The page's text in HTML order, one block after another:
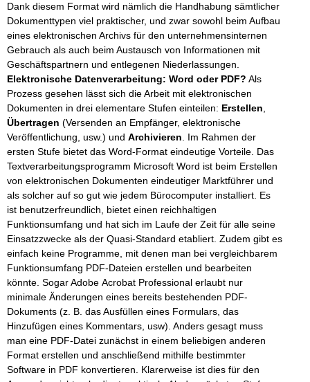
Dank diesem Format wird nämlich die Handhabung sämtlicher
Dokumenttypen viel praktischer, und zwar sowohl beim Aufbau
eines elektronischen Archivs für den unternehmensinternen
Gebrauch als auch beim Austausch von Informationen mit
Geschäftspartnern und entlegenen Niederlassungen.
Elektronische Datenverarbeitung: Word oder PDF? Als
Prozess gesehen lässt sich die Arbeit mit elektronischen
Dokumenten in drei elementare Stufen einteilen: Erstellen
Übertragen (Versenden an Empfänger, elektronische
Veröffentlichung, usw.) und Archivieren . Im Rahmen der
ersten Stufe bietet das Word-Format eindeutige Vorteile. Das
Textverarbeitungsprogramm Microsoft Word ist beim Erstellen
von elektronischen Dokumenten eindeutiger Marktführer und
als solcher auf so gut wie jedem Bürocomputer installiert. Es
ist benutzerfreundlich, bietet einen reichhaltigen
Funktionsumfang und hat sich im Laufe der Zeit für alle seine
Einsatzzwecke als der Quasi-Standard etabliert. Zudem gibt es
einfach keine Programme, mit denen man bei vergleichbarem
Funktionsumfang PDF-Dateien erstellen und bearbeiten
könnte. Sogar Adobe Acrobat Professional erlaubt nur
minimale Änderungen eines bereits bestehenden PDF-
Dokuments (z. B. das Ausfüllen eines Formulars, das
Hinzufügen eines Kommentars, usw). Anders gesagt muss
man eine PDF-Datei zunächst in einem beliebigen anderen
Format erstellen und anschließend mithilfe bestimmter
Software in PDF konvertieren. Klarerweise ist dies für den